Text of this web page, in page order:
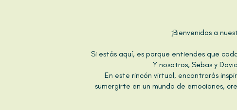
¡Bienvenidos a
Si estás aquí, es porque entiendes que
Y nosotros, Sebas y
En este rincón virtual, encontrarás
sumergirte en un mundo de emociones,